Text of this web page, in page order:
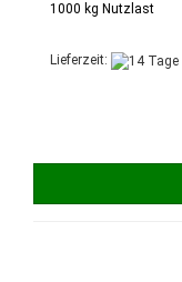
1000 kg Nutzlast
Lieferzeit: